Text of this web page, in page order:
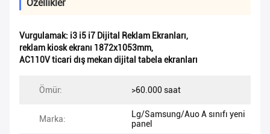
Özellikler
Vurgulamak: i3 i5 i7 Dijital Reklam Ekranları,
reklam kiosk ekranı 1872x1053mm,
AC110V ticari dış mekan dijital tabela ekranları
Ömür: >60.000 saat
Marka:
Lg/Samsung/Auo A sınıfı yeni
panel